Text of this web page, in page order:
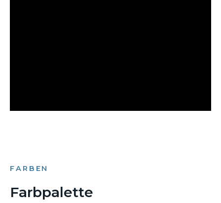
FARBEN
Farbpalette